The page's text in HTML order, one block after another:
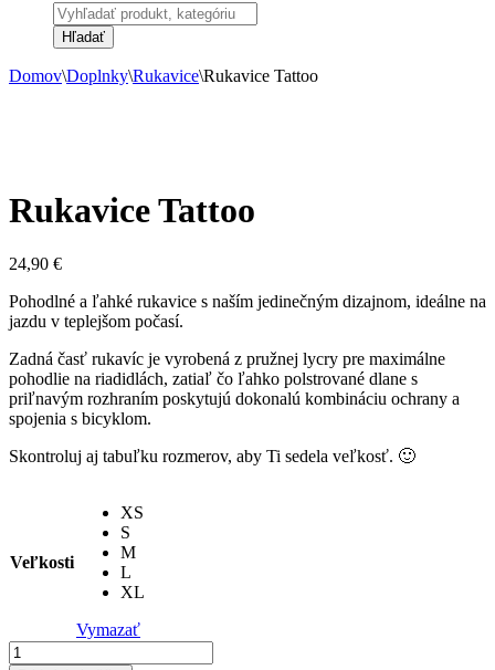
Products
search
Hľadať
Domov\Doplnky\Rukavice\Rukavice Tattoo
Rukavice Tattoo
24,90 €
Pohodlné a ľahké rukavice s naším jedinečným dizajnom, ideálne na
jazdu v teplejšom počasí.
Zadná časť rukavíc je vyrobená z pružnej lycry pre maximálne
pohodlie na riadidlách, zatiaľ čo ľahko polstrované dlane s
priľnavým rozhraním poskytujú dokonalú kombináciu ochrany a
spojenia s bicyklom.
Skontroluj aj tabuľku rozmerov, aby Ti sedela veľkosť. 🙂
Veľkosti
XS
S
M
L
XL
Vymazať
množstvo